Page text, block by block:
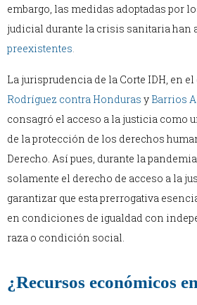
embargo, las medidas adoptadas por
judicial durante la crisis sanitaria han
preexistentes
La jurisprudencia de la Corte IDH, en el
Rodríguez contra Honduras y Barrios
consagró el acceso a la justicia como
de la protección de los derechos
Derecho. Así pues, durante la
solamente el derecho de acceso a la
garantizar que esta prerrogativa
en condiciones de igualdad con
raza o condición social.
¿Recursos económicos